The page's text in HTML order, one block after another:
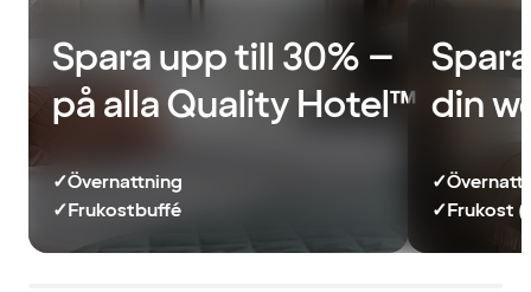
Spara upp till 30% –
på alla Quality Hotel™
✓Övernattning
✓Frukostbuffé
din
✓
✓Frukost